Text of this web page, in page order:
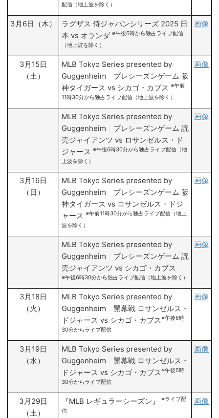
配信（地上波を除く）
3月6日（木）
ラグザス 侍ジャパンシリーズ 2025 日
本 vs オランダ ※午後6時から独占ライブ配信
（地上波を除く）
画像
3月15日
（土）
MLB Tokyo Series presented by
Guggenheim プレシーズンゲーム 阪
神タイガース vs シカゴ・カブス ※午前
11時30分から独占ライブ配信（地上波を除く）
画像
MLB Tokyo Series presented by
Guggenheim プレシーズンゲーム 読
売ジャイアンツ vs ロサンゼルス・ド
ジャース ※午後6時30分から独占ライブ配信（地
上波を除く）
画像
3月16日
（日）
MLB Tokyo Series presented by
Guggenheim プレシーズンゲーム 阪
神タイガース vs ロサンゼルス・ドジ
ャース ※午前11時30分から独占ライブ配信（地上
波を除く）
画像
MLB Tokyo Series presented by
Guggenheim プレシーズンゲーム 読
売ジャイアンツ vs シカゴ・カブス
※午後6時30分から独占ライブ配信（地上波を除く）
画像
3月18日
（火）
MLB Tokyo Series presented by
Guggenheim 開幕戦 ロサンゼルス・
ドジャース vs シカゴ・カブス※午後6時
30分からライブ配信
画像
3月19日
（水）
MLB Tokyo Series presented by
Guggenheim 開幕戦 ロサンゼルス・
ドジャース vs シカゴ・カブス※午後6時
30分からライブ配信
画像
3月29日
（土）
『MLB レギュラーシーズン』
※ライブ配
信
画像